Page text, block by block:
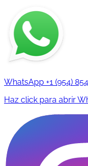
WhatsApp +1 (954)
Haz click para abrir